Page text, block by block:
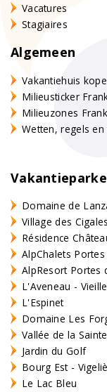
Vacatures
Stagiaires
Algemeen
Vakantiehuis
Milieusticker
Milieuzones
Wetten, regels en
Domaine de
Village des Cigales
Résidence
AlpChalets
AlpResort Portes
L'Aveneau -
L'Espinet
Domaine Les
Vallée de la
Jardin du Golf
Bourg Est -
Le Lac Bleu